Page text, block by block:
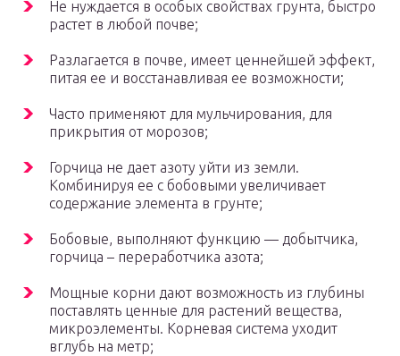
Не нуждается в особых свойствах грунта, быстро
растет в любой почве;
Разлагается в почве, имеет ценнейшей эффект,
питая ее и восстанавливая ее возможности;
Часто применяют для мульчирования, для
прикрытия от морозов;
Горчица не дает азоту уйти из земли.
Комбинируя ее с бобовыми увеличивает
содержание элемента в грунте;
Бобовые, выполняют функцию — добытчика,
горчица – переработчика азота;
Мощные корни дают возможность из глубины
поставлять ценные для растений вещества,
микроэлементы. Корневая система уходит
вглубь на метр;